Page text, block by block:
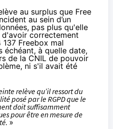
au surplus que Free
au sein d’un
pas plus qu'elle
correctement
Freebox mal
échéant, à quelle date,
de la CNIL de pouvoir
ni s'il avait été
relève qu’il ressort du
posé par le RGPD que le
doit suffisamment
pour être en mesure de
»